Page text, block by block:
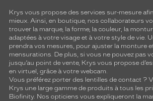
Krys vous propose des services sur-mesure
mieux. Ainsi, en boutique, nos collaborateurs
trouver la marque, la forme, la couleur, la
adaptées à votre visage et à votre style de vie.
prendra vos mesures, pour ajuster la monture
mensurations. De plus, si vous ne pouvez pas
jusqu’au point de vente, Krys vous propose
en virtuel, grâce à votre webcam.
Vous préférez porter des lentilles de contact ?
Krys une large gamme de produits à tous les
Biofinity. Nos opticiens vous expliqueront la